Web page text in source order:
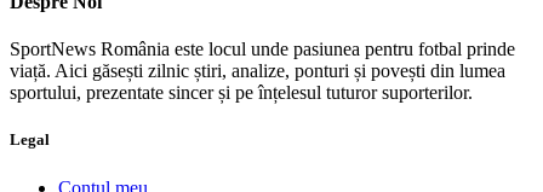
SportNews România este locul unde pasiunea pentru fotbal prinde
viață. Aici găsești zilnic știri, analize, ponturi și povești din lumea
sportului, prezentate sincer și pe înțelesul tuturor suporterilor.
Legal
Contul meu